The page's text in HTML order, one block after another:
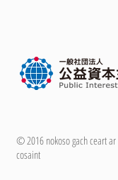
© 2016 nokoso gach ceart ar
cosaint